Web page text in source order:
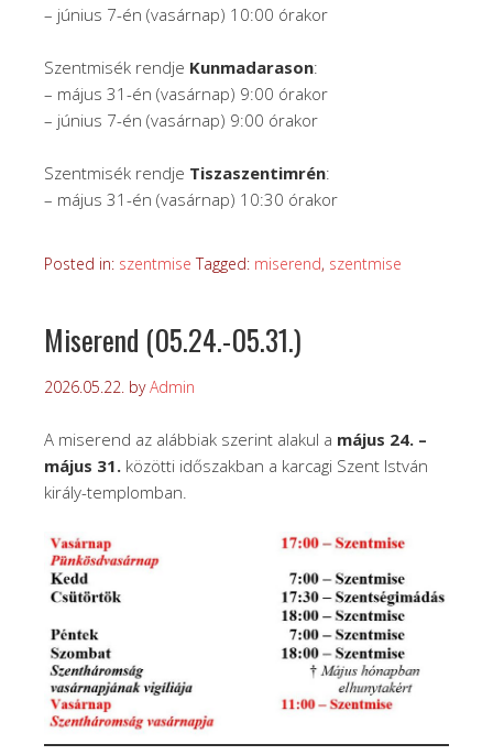
– június 7-én (vasárnap) 10:00 órakor
Szentmisék rendje Kunmadarason:
– május 31-én (vasárnap) 9:00 órakor
– június 7-én (vasárnap) 9:00 órakor
Szentmisék rendje Tiszaszentimrén:
– május 31-én (vasárnap) 10:30 órakor
Posted in: szentmise Tagged: miserend, szentmise
Miserend (05.24.-05.31.)
2026.05.22. byAdmin
A miserend az alábbiak szerint alakul a május 24. –
május 31. közötti időszakban a karcagi Szent István
király-templomban.